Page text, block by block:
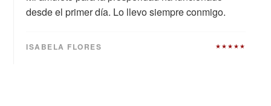
desde el primer día. Lo llevo siempre conmigo.
ISABELA FLORES ★★★★★